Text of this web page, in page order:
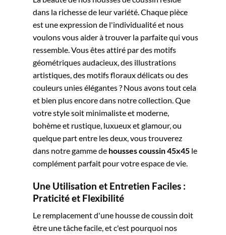
dans la richesse de leur variété. Chaque pièce
est une expression de l'individualité et nous
voulons vous aider à trouver la parfaite qui vous
ressemble. Vous êtes attiré par des motifs
géométriques audacieux, des illustrations
artistiques, des motifs floraux délicats ou des
couleurs unies élégantes ? Nous avons tout cela
et bien plus encore dans notre collection. Que
votre style soit minimaliste et moderne,
bohème et rustique, luxueux et glamour, ou
quelque part entre les deux, vous trouverez
dans notre gamme de housses coussin 45x45 le
complément parfait pour votre espace de vie.
Une Utilisation et Entretien Faciles :
Praticité et Flexibilité
Le remplacement d'une housse de coussin doit
être une tâche facile, et c'est pourquoi nos